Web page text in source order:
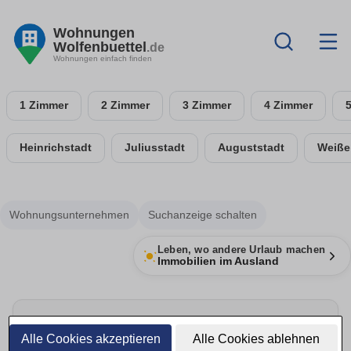
Alle Cookies akzeptieren Alle Cookies ablehnen
Wohnungen
Wolfenbuettel.de
Wohnungen einfach finden
1 Zimmer 2 Zimmer 3 Zimmer 4 Zimmer
Heinrichstadt Juliusstadt Auguststadt
Wohnungsunternehmen Suchanzeige schalten
Leben, wo andere Urlaub machen
Immobilien im Ausland
Umzug rechtzeitig planen